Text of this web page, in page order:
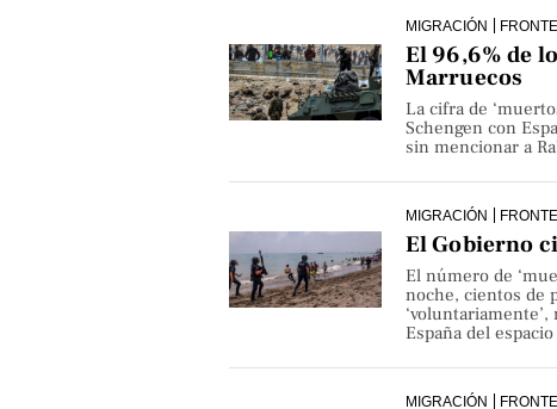
MIGRACIÓN
El 96,6% de
Marruecos
La cifra de
Schengen con
sin mencionar a
MIGRACIÓN
El Gobierno
El número de
noche, cientos de
España del
MIGRACIÓN